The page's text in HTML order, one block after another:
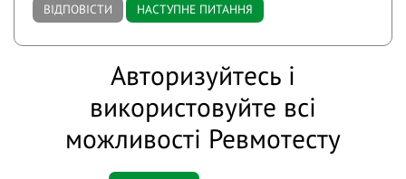
ВІДПОВІСТИ НАСТУПНЕ ПИТАННЯ
Авторизуйтесь і
використовуйте всі
можливості Ревмотесту